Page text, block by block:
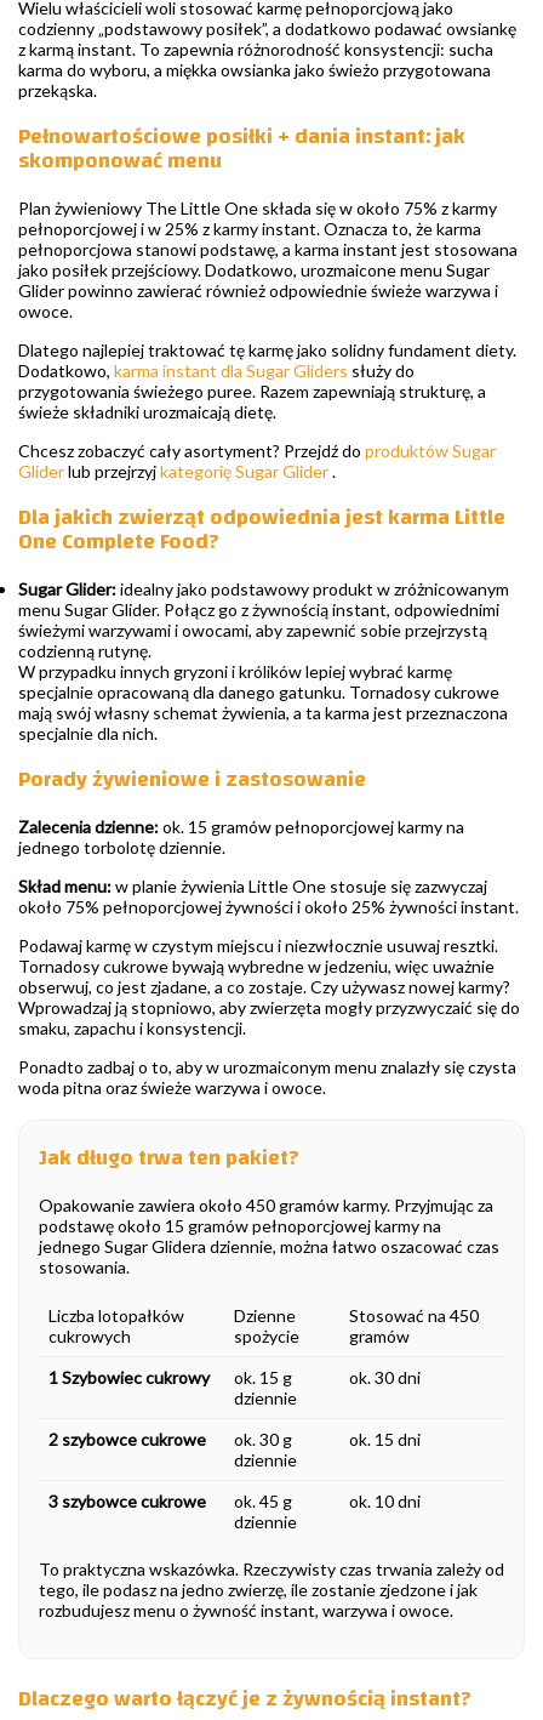
Wielu właścicieli woli stosować karmę pełnoporcjową jako
codzienny „podstawowy posiłek”, a dodatkowo podawać owsiankę
z karmą instant. To zapewnia różnorodność konsystencji: sucha
karma do wyboru, a miękka owsianka jako świeżo przygotowana
przekąska.
Pełnowartościowe posiłki + dania instant: jak
skomponować menu
Plan żywieniowy The Little One składa się w około 75% z karmy
pełnoporcjowej i w 25% z karmy instant. Oznacza to, że karma
pełnoporcjowa stanowi podstawę, a karma instant jest stosowana
jako posiłek przejściowy. Dodatkowo, urozmaicone menu Sugar
Glider powinno zawierać również odpowiednie świeże warzywa i
owoce.
Dlatego najlepiej traktować tę karmę jako solidny fundament diety.
Dodatkowo, karma instant dla Sugar Gliders służy do
przygotowania świeżego puree. Razem zapewniają strukturę, a
świeże składniki urozmaicają dietę.
Chcesz zobaczyć cały asortyment? Przejdź do produktów Sugar
Gliderlub przejrzyjkategorię Sugar Glider.
Dla jakich zwierząt odpowiednia jest karma Little
One Complete Food?
Sugar Glider:idealny jako podstawowy produkt w zróżnicowanym
menu Sugar Glider. Połącz go z żywnością instant, odpowiednimi
świeżymi warzywami i owocami, aby zapewnić sobie przejrzystą
codzienną rutynę.
W przypadku innych gryzoni i królików lepiej wybrać karmę
specjalnie opracowaną dla danego gatunku. Tornadosy cukrowe
mają swój własny schemat żywienia, a ta karma jest przeznaczona
specjalnie dla nich.
Porady żywieniowe i zastosowanie
Zalecenia dzienne:ok. 15 gramów pełnoporcjowej karmy na
jednego torbolotę dziennie.
Skład menu:w planie żywienia Little One stosuje się zazwyczaj
około 75% pełnoporcjowej żywności i około 25% żywności instant.
Podawaj karmę w czystym miejscu i niezwłocznie usuwaj resztki.
Tornadosy cukrowe bywają wybredne w jedzeniu, więc uważnie
obserwuj, co jest zjadane, a co zostaje. Czy używasz nowej karmy?
Wprowadzaj ją stopniowo, aby zwierzęta mogły przyzwyczaić się do
smaku, zapachu i konsystencji.
Ponadto zadbaj o to, aby w urozmaiconym menu znalazły się czysta
woda pitna oraz świeże warzywa i owoce.
Jak długo trwa ten pakiet?
Opakowanie zawiera około 450 gramów karmy. Przyjmując za
podstawę około 15 gramów pełnoporcjowej karmy na
jednego Sugar Glidera dziennie, można łatwo oszacować czas
stosowania.
Liczba lotopałków
cukrowych
Dzienne
spożycie
Stosować na 450
gramów
1 Szybowiec cukrowy
ok. 15 g
dziennie
ok. 30 dni
2 szybowce cukrowe
ok. 30 g
dziennie
ok. 15 dni
3 szybowce cukrowe
ok. 45 g
dziennie
ok. 10 dni
To praktyczna wskazówka. Rzeczywisty czas trwania zależy od
tego, ile podasz na jedno zwierzę, ile zostanie zjedzone i jak
rozbudujesz menu o żywność instant, warzywa i owoce.
Dlaczego warto łączyć je z żywnością instant?